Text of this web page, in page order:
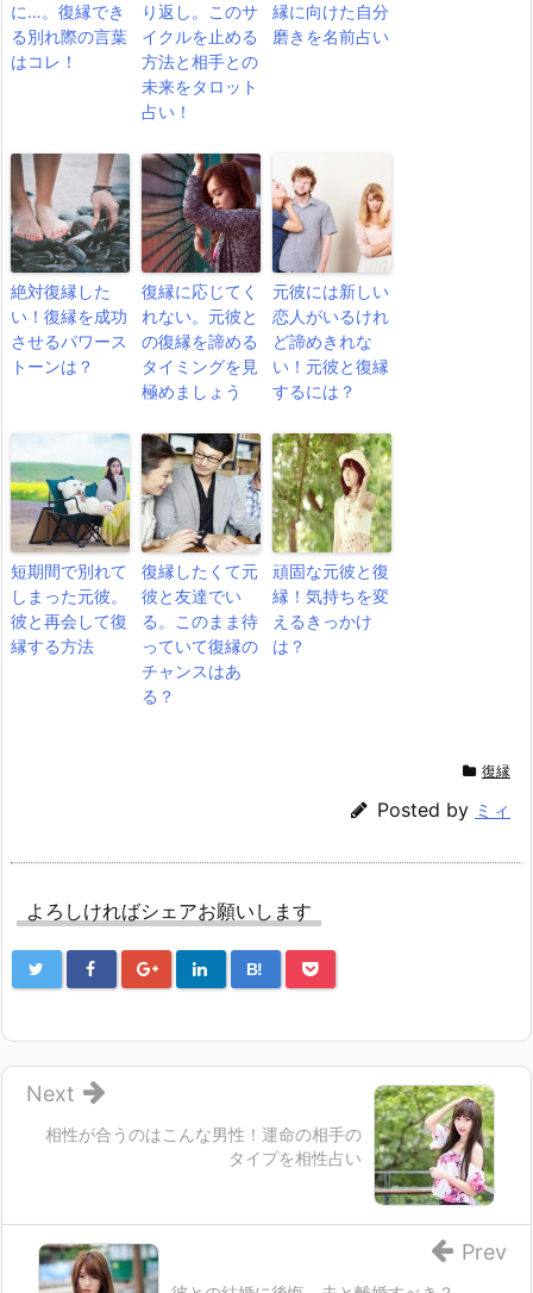
に…。復縁でき
る別れ際の言葉
はコレ！
り返し。このサ
イクルを止める
方法と相手との
未来をタロット
占い！
縁に向けた自分
磨きを名前占い
絶対復縁した
い！復縁を成功
させるパワース
トーンは？
復縁に応じてく
れない。元彼と
の復縁を諦める
タイミングを見
極めましょう
元彼には新しい
恋人がいるけれ
ど諦めきれな
い！元彼と復縁
するには？
短期間で別れて
しまった元彼。
彼と再会して復
縁する方法
復縁したくて元
彼と友達でい
る。このまま待
っていて復縁の
チャンスはあ
る？
頑固な元彼と復
縁！気持ちを変
えるきっかけ
は？
復縁
Posted by ミィ
よろしければシェアお願いします
B!
相性が合うのはこんな男性！運命の相手の
タイプを相性占い
Next
Prev